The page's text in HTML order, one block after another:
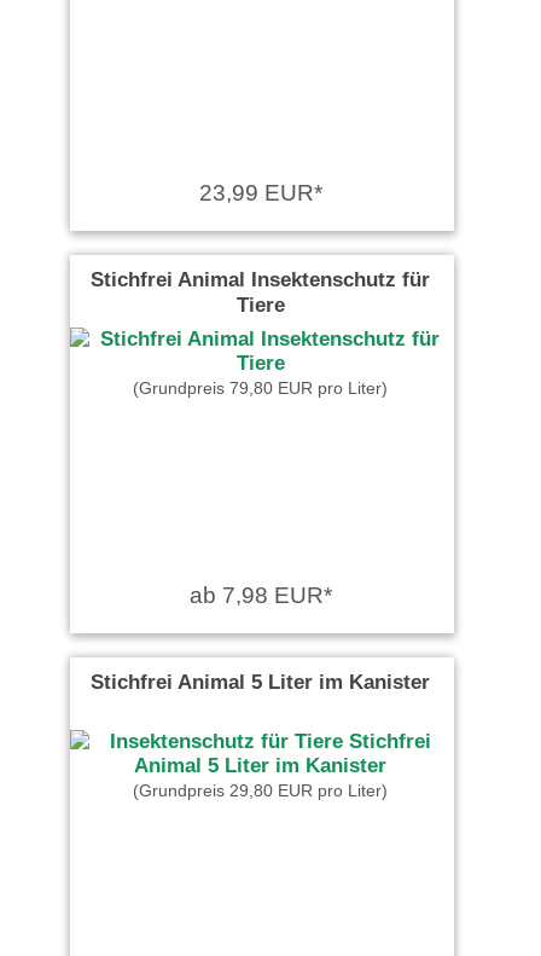
23,99 EUR*
Stichfrei Animal Insektenschutz für
Tiere
(Grundpreis 79,80 EUR pro Liter)
ab 7,98 EUR*
Stichfrei Animal 5 Liter im Kanister
(Grundpreis 29,80 EUR pro Liter)